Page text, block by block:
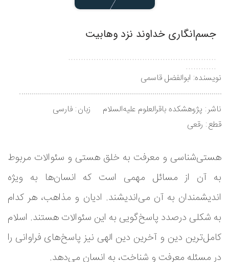
جسم‌انگاری خداوند نزد وهابیت
..........................................................
............
نویسنده: ابوالفضل قاسمی
ناشر پژوهشکده باقرالعلوم علیه‌السلام زبان فارسی
قطع رقعی
هستی‌شناسی و معرفت به خلق هستی و سئوالات مربوط
به آن از مسائل مهمی است که انسان‌ها به ویژه
اندیشمندان به آن می‌اندیشند. ادیان و مذاهب، هر کدام
به شکلی درصدد پاسخ‌گویی به این سئوالات هستند. اسلام
کامل‌ترین دین و آخرین دین الهی نیز پاسخ‌های فراوانی را
در مسئله معرفت و شناخت، به انسان می‌دهد.